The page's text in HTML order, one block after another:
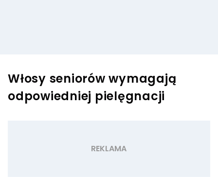
Włosy seniorów wymagają
odpowiedniej pielęgnacji